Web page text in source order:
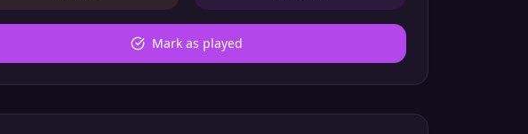
Mark as played